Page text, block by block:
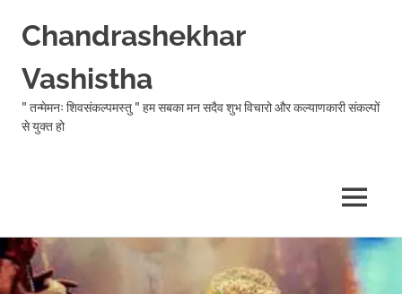
Skip
to
content
Chandrashekhar
Vashistha
" तन्मेमनः शिवसंकल्पमस्तु " हम सबका मन सदैव शुभ विचारो और कल्याणकारी संकल्पों
से युक्त हो
MENU